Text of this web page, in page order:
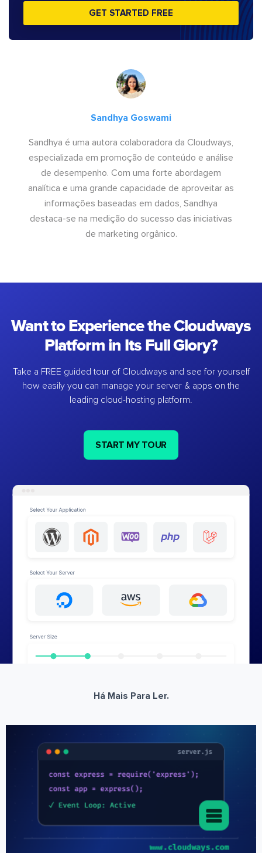
GET STARTED FREE
Sandhya Goswami
Sandhya é uma autora colaboradora da Cloudways,
especializada em promoção de conteúdo e análise
de desempenho. Com uma forte abordagem
analítica e uma grande capacidade de aproveitar as
informações baseadas em dados, Sandhya
destaca-se na medição do sucesso das iniciativas
de marketing orgânico.
Want to Experience the Cloudways
Platform in Its Full Glory?
Take a FREE guided tour of Cloudways and see for yourself
how easily you can manage your server & apps on the
leading cloud-hosting platform.
START MY TOUR
Há Mais Para Ler.